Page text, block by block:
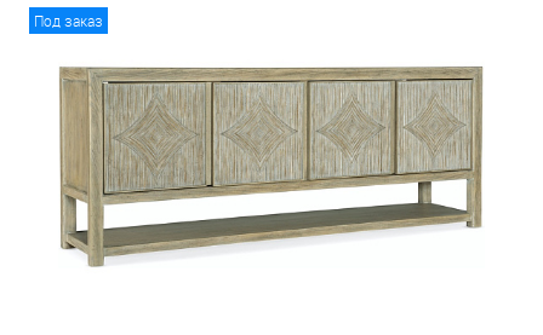
Под заказ